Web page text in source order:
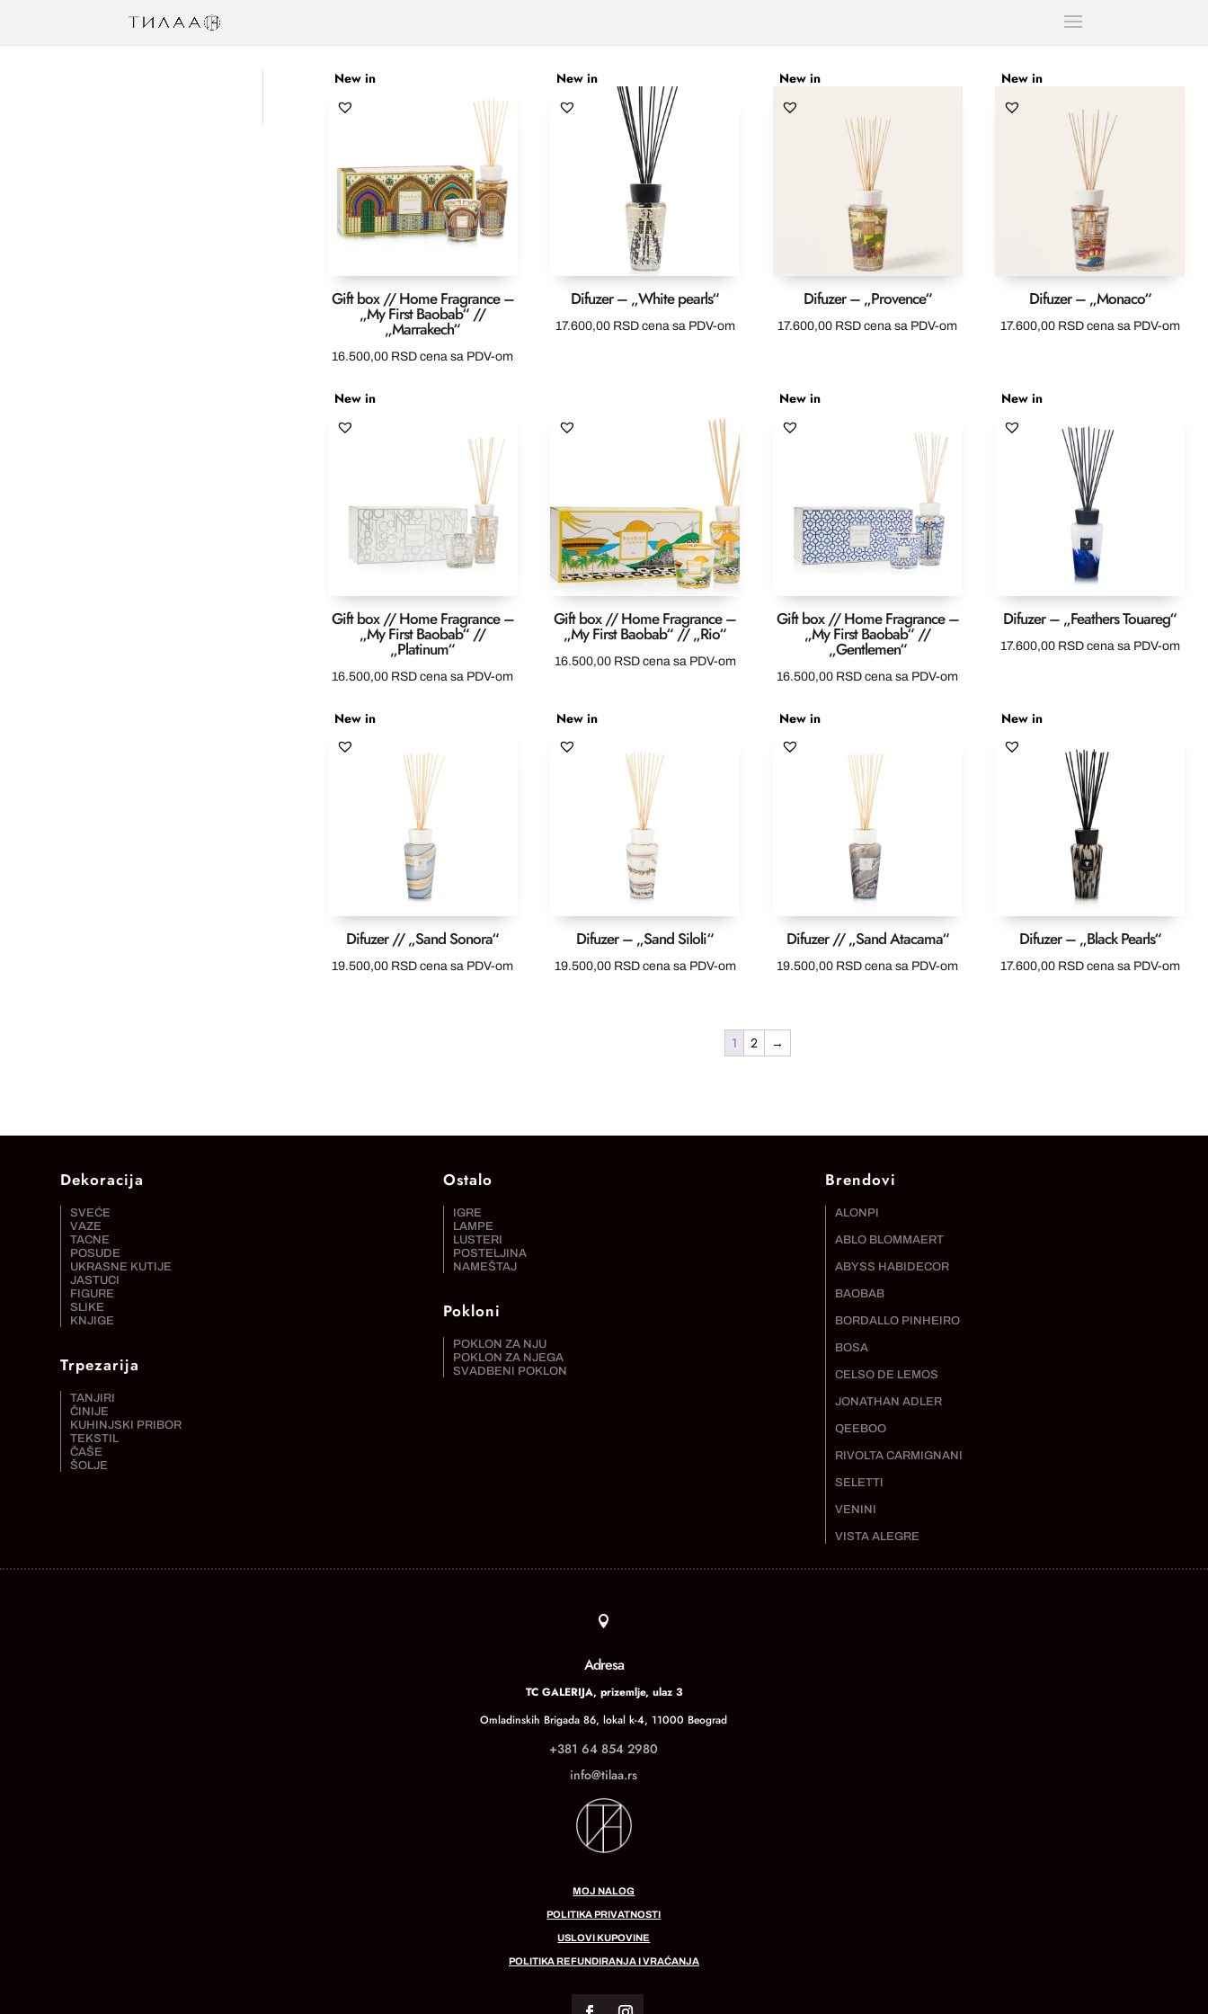
New in
Gift box // Home Fragrance –
„My First Baobab“ //
„Marrakech“
16.500,00 RSD cena sa PDV-om
New in
Difuzer – „White pearls“
17.600,00 RSD cena sa PDV-om
New in
Difuzer – „Provence“
17.600,00 RSD cena sa PDV-om
New in
Difuzer – „Monaco“
17.600,00 RSD cena sa PDV-om
New in
Gift box // Home Fragrance –
„My First Baobab“ //
„Platinum“
16.500,00 RSD cena sa PDV-om
Gift box // Home Fragrance –
„My First Baobab“ // „Rio“
16.500,00 RSD cena sa PDV-om
New in
Gift box // Home Fragrance –
„My First Baobab“ //
„Gentlemen“
16.500,00 RSD cena sa PDV-om
New in
Difuzer – „Feathers Touareg“
17.600,00 RSD cena sa PDV-om
New in
Difuzer // „Sand Sonora“
19.500,00 RSD cena sa PDV-om
New in
Difuzer – „Sand Siloli“
19.500,00 RSD cena sa PDV-om
New in
Difuzer // „Sand Atacama“
19.500,00 RSD cena sa PDV-om
New in
Difuzer – „Black Pearls“
17.600,00 RSD cena sa PDV-om
1 2 →
Dekoracija
SVEĆE
VAZE
TACNE
POSUDE
UKRASNE KUTIJE
JASTUCI
FIGURE
SLIKE
KNJIGE
Trpezarija
TANJIRI
ČINIJE
KUHINJSKI PRIBOR
TEKSTIL
ČAŠE
ŠOLJE
Ostalo
IGRE
LAMPE
LUSTERI
POSTELJINA
NAMEŠTAJ
Pokloni
POKLON ZA NJU
POKLON ZA NJEGA
SVADBENI POKLON
Brendovi
ALONPI
ABLO BLOMMAERT
ABYSS HABIDECOR
BAOBAB
BORDALLO PINHEIRO
BOSA
CELSO DE LEMOS
JONATHAN ADLER
QEEBOO
RIVOLTA CARMIGNANI
SELETTI
VENINI
VISTA ALEGRE

Adresa
TC GALERIJA, prizemlje, ulaz 3
Omladinskih Brigada 86, lokal k-4, 11000 Beograd
+381 64 854 2980
info@tilaa.rs
MOJ NALOG
POLITIKA PRIVATNOSTI
USLOVI KUPOVINE
POLITIKA REFUNDIRANJA I VRAĆANJA